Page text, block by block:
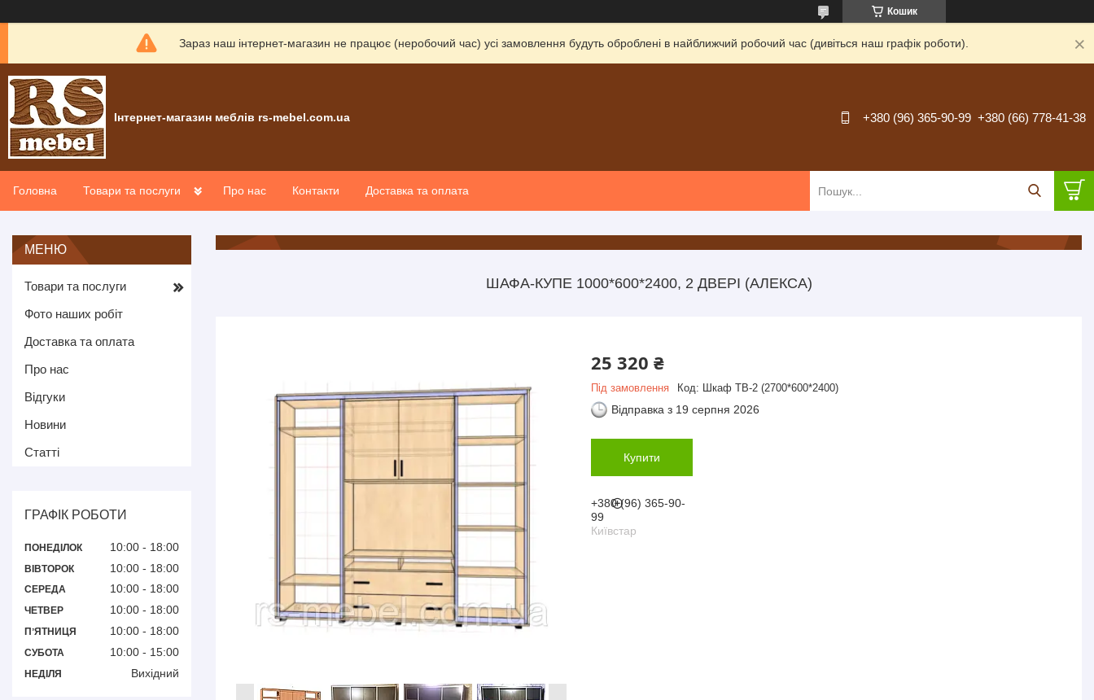
Кошик
Зараз наш інтернет-магазин не працює (неробочий час) усі замовлення будуть оброблені в найближчий робочий час (дивіться наш графік роботи).
Інтернет-магазин меблів rs-mebel.com.ua +380 (96) 365-90-99 +380 (66) 778-41-38
Головна Товари та послуги Про нас Контакти Доставка та оплата
ШАФА-КУПЕ 1000*600*2400, 2 ДВЕРІ (АЛЕКСА)
25 320 ₴
Під замовлення Код: Шкаф ТВ-2 (2700*600*2400)
Відправка з 19 серпня 2026
Купити
+380 (96) 365-90-
99
Київстар
Товари та послуги
Фото наших робіт
Доставка та оплата
Про нас
Відгуки
Новини
Статті
ГРАФІК РОБОТИ
ПОНЕДІЛОК 10:00 18:00
ВІВТОРОК 10:00 18:00
СЕРЕДА 10:00 18:00
ЧЕТВЕР 10:00 18:00
ПʼЯТНИЦЯ 10:00 18:00
СУБОТА 10:00 15:00
НЕДІЛЯ Вихідний